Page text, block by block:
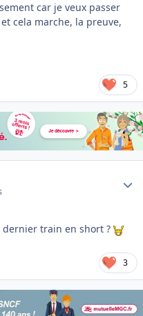
car je veux passer
cela marche, la preuve,
5
dernier train en short ?
3